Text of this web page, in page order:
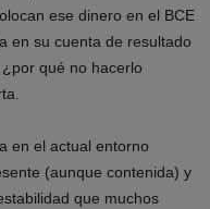
ese dinero en el BCE
en su cuenta de resultado
qué no hacerlo
en el actual entorno
(aunque contenida) y
que muchos